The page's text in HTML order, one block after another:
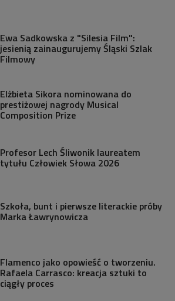
Ewa Sadkowska z "Silesia Film":
jesienią zainaugurujemy Śląski Szlak
Filmowy
Elżbieta Sikora nominowana do
prestiżowej nagrody Musical
Composition Prize
Profesor Lech Śliwonik laureatem
tytułu Człowiek Słowa 2026
Szkoła, bunt i pierwsze literackie próby
Marka Ławrynowicza
Flamenco jako opowieść o tworzeniu.
Rafaela Carrasco: kreacja sztuki to
ciągły proces